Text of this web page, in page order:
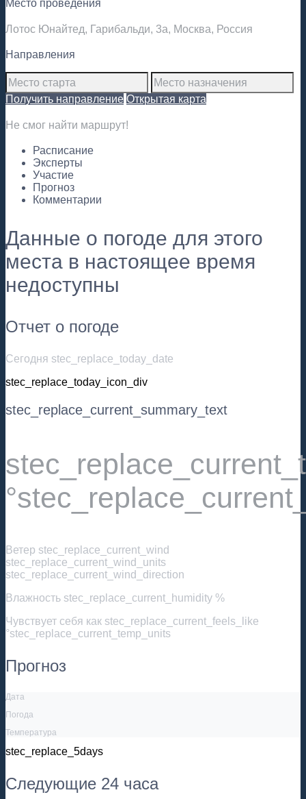
Место проведения
Лотос Юнайтед, Гарибальди, 3а, Москва, Россия
Направления
Получить направление Открытая карта
Не смог найти маршрут!
Расписание
Эксперты
Участие
Прогноз
Комментарии
Данные о погоде для этого
места в настоящее время
недоступны
Отчет о погоде
Сегодня stec_replace_today_date
stec_replace_today_icon_div
stec_replace_current_summary_text
Ветер stec_replace_current_wind
stec_replace_current_wind_units
stec_replace_current_wind_direction
Влажность stec_replace_current_humidity %
Чувствует себя как stec_replace_current_feels_like
°stec_replace_current_temp_units
Прогноз
Дата
Погода
Температура
stec_replace_5days
Следующие 24 часа